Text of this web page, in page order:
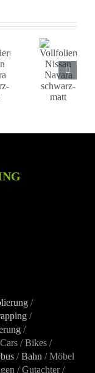
Nissan
/
/
/
/ Bikes /
/Bahn / Möbel
/ Gutachter /